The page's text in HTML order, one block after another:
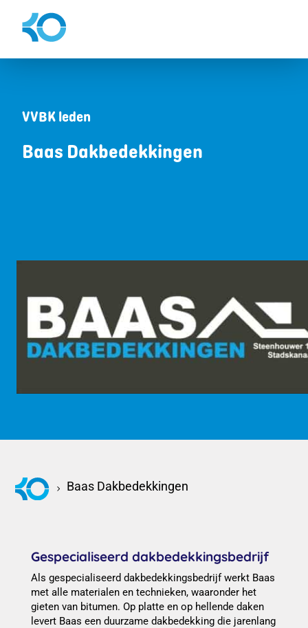
VVBK leden
Baas Dakbedekkingen
Baas Dakbedekkingen
Gespecialiseerd dakbedekkingsbedrijf
Als gespecialiseerd dakbedekkingsbedrijf werkt Baas
met alle materialen en technieken, waaronder het
gieten van bitumen. Op platte en op hellende daken
levert Baas een duurzame dakbedekking die jarenlang